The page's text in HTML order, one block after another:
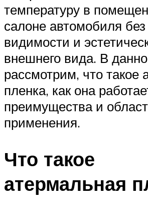
температуру в
салоне автомобиля
видимости и
внешнего вида. В
рассмотрим, что такое
пленка, как она
преимущества и
применения.
Что такое
атермальная